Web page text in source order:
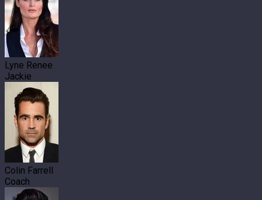
Lyne Renee
Jackie
Colin Farrell
Coach